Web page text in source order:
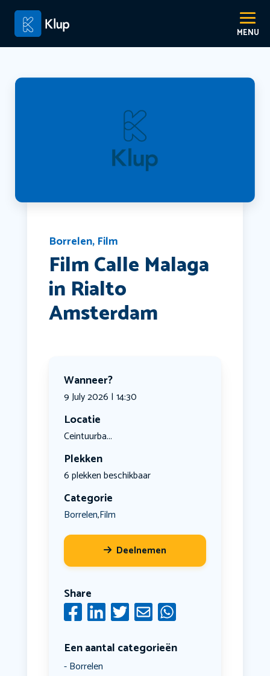
Borrelen, Film
Film Calle Malaga
in Rialto
Amsterdam
Wanneer?
9 July 2026 | 14:30
Locatie
Ceintuurba...
Plekken
6 plekken beschikbaar
Categorie
Borrelen,Film
Deelnemen
Share
Een aantal categorieën
Borrelen